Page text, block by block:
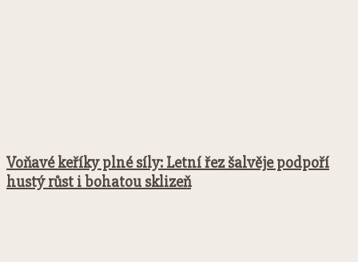
Voňavé keříky plné síly: Letní řez šalvěje podpoří
hustý růst i bohatou sklizeň